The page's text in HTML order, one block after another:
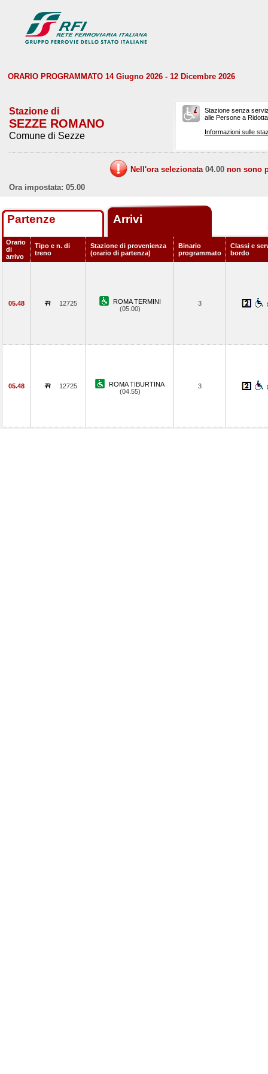
ORARIO PROGRAMMATO 14 Giugno 2026 - 12 Dicembre 2026
Stazione di
SEZZE ROMANO
Comune di Sezze
Stazione senza
alle Persone a
Informazioni sulle
Nell'ora selezionata 04.00 non sono
Ora impostata: 05.00
Partenze Arrivi
Orario
di
arrivo
Tipo e n. di
treno
Stazione di provenienza
(orario di partenza)
Binario
programmato
Classi e
bordo
05.48 12725
ROMA TERMINI
(05.00)
3
05.48 12725
ROMA TIBURTINA
(04.55)
3